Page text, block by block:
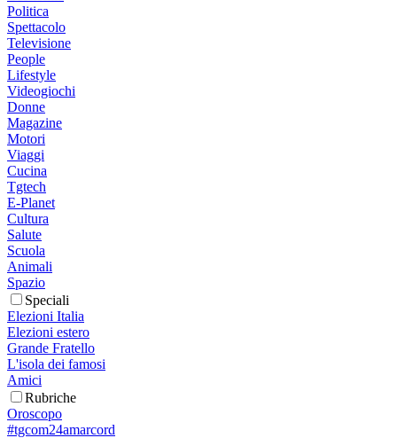
Politica
Spettacolo
Televisione
People
Lifestyle
Videogiochi
Donne
Magazine
Motori
Viaggi
Cucina
Tgtech
E-Planet
Cultura
Salute
Scuola
Animali
Spazio
Speciali
Elezioni Italia
Elezioni estero
Grande Fratello
L'isola dei famosi
Amici
Rubriche
Oroscopo
#tgcom24amarcord